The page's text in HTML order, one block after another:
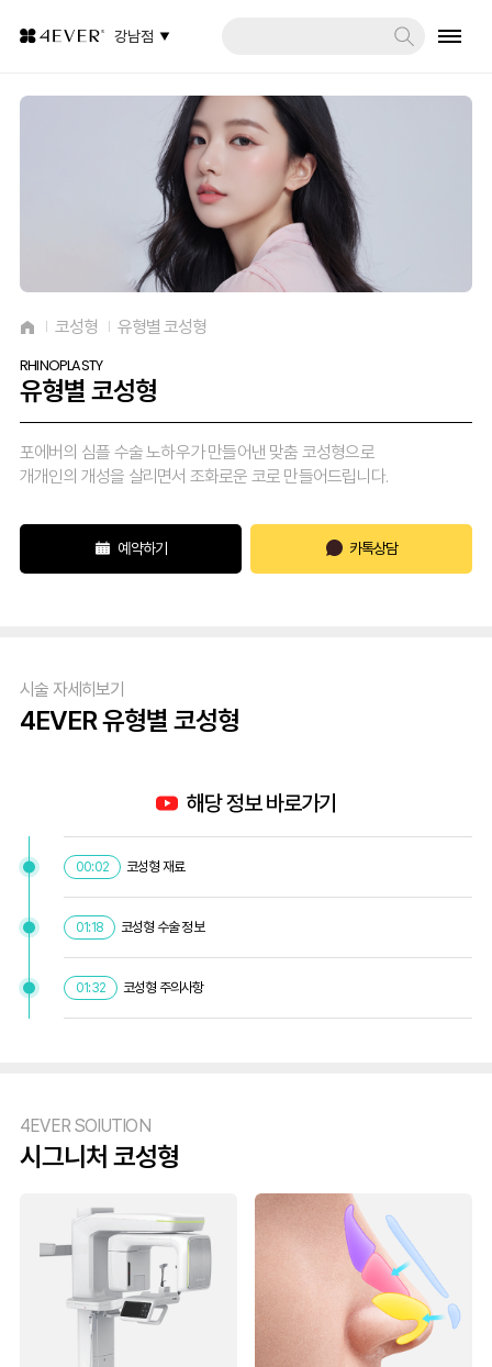
강남점
코성형 유형별 코성형
RHINOPLASTY
유형별 코성형
포에버의 심플 수술 노하우가 만들어낸 맞춤 코성형으로
개개인의 개성을 살리면서 조화로운 코로 만들어드립니다.
예약하기 카톡상담
시술 자세히보기
4EVER 유형별 코성형
해당 정보 바로가기
00:02 코성형 재료
01:18 코성형 수술 정보
01:32 코성형 주의사항
4EVER SOlUTION
시그니처 코성형